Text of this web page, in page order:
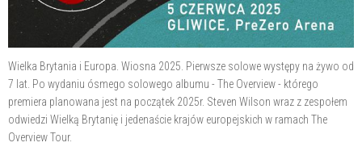
Wielka Brytania i Europa. Wiosna 2025. Pierwsze solowe występy na żywo od
7 lat. Po wydaniu ósmego solowego albumu - The Overview - którego
premiera planowana jest na początek 2025r. Steven Wilson wraz z zespołem
odwiedzi Wielką Brytanię i jedenaście krajów europejskich w ramach The
Overview Tour.